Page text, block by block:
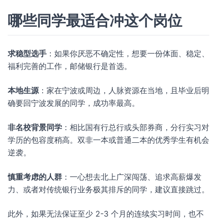
哪些同学最适合冲这个岗位
求稳型选手 ：如果你厌恶不确定性，想要一份体面、稳定、
福利完善的工作，邮储银行是首选。
本地生源：家在宁波或周边，人脉资源在当地，且毕业后明
确要回宁波发展的同学，成功率最高。
非名校背景同学 ：相比国有行总行或头部券商，分行实习对
学历的包容度稍高。双非一本或普通二本的优秀学生有机会
逆袭。
慎重考虑的人群 ：一心想去北上广深闯荡、追求高薪爆发
力、或者对传统银行业务极其排斥的同学，建议直接跳过。
此外，如果无法保证至少 2-3 个月的连续实习时间，也不